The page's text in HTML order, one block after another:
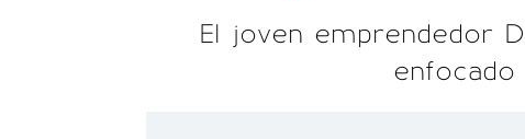
El joven emprendedor
enfocado